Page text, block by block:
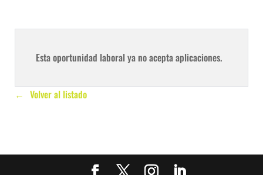
Esta oportunidad laboral ya no acepta aplicaciones.
Volver al listado